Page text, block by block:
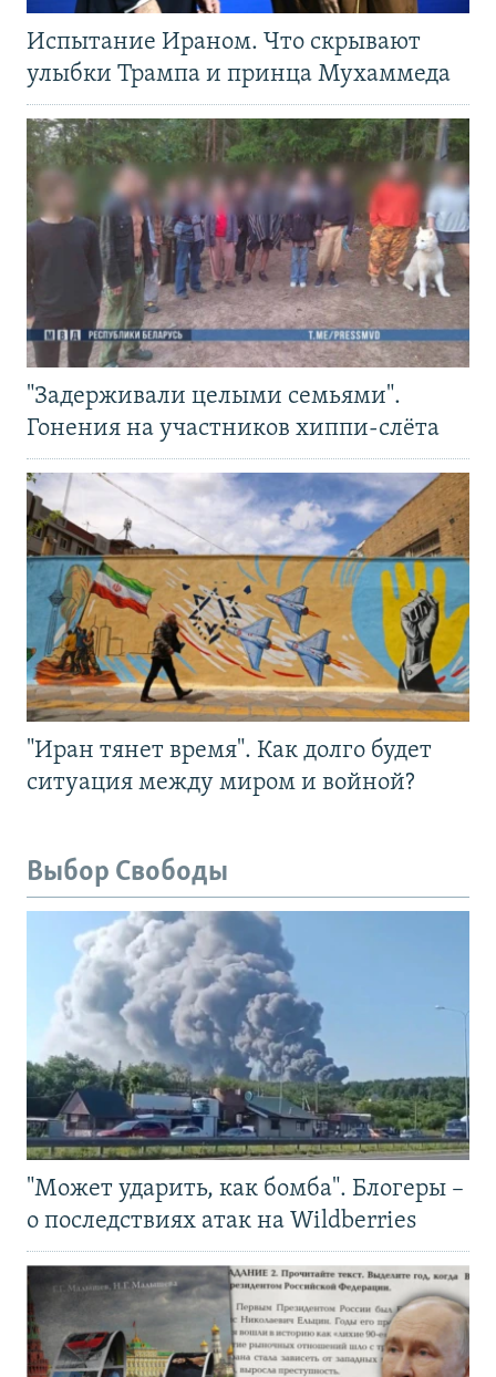
Испытание Ираном. Что скрывают
улыбки Трампа и принца Мухаммеда
"Задерживали целыми семьями".
Гонения на участников хиппи-слёта
"Иран тянет время". Как долго будет
ситуация между миром и войной?
Выбор Свободы
"Может ударить, как бомба". Блогеры –
о последствиях атак на Wildberries